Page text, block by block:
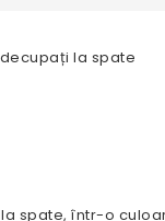
la spate
spate, într-o